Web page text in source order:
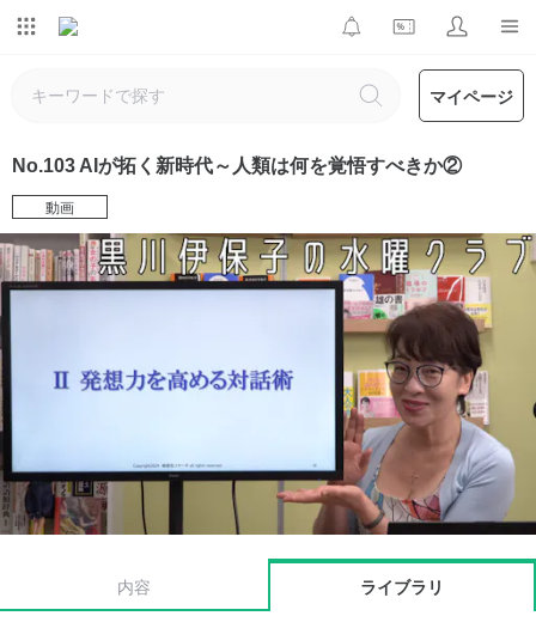
マイページ
No.103 AIが拓く新時代～人類は何を覚悟すべきか②
動画
内容 ライブラリ